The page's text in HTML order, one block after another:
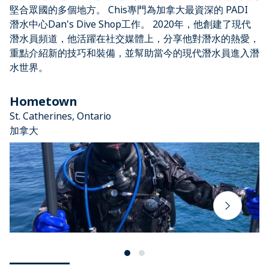
堅合眾國的多個地方。 Chis專門為加拿大最資深的 PADI
潛水中心Dan's Dive Shop工作。 2020年，他創建了現代
潛水員頻道，他活躍在社交媒體上，分享他對潛水的熱愛，
重點介紹新的技巧和裝備，並幫助當今的現代潛水員進入潛
水世界。
Hometown
St. Catherines, Ontario
加拿大